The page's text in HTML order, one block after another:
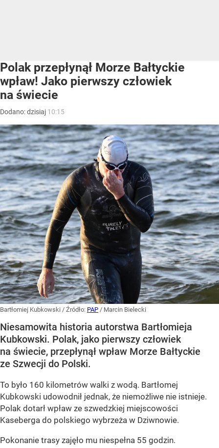
Polak przepłynął Morze Bałtyckie
wpław! Jako pierwszy człowiek
na świecie
Dodano:dzisiaj 10:15
Bartłomiej Kubkowski / Źródło: PAP / Marcin Bielecki
Niesamowita historia autorstwa Bartłomieja
Kubkowski. Polak, jako pierwszy człowiek
na świecie, przepłynął wpław Morze Bałtyckie
ze Szwecji do Polski.
To było 160 kilometrów walki z wodą. Bartłomej
Kubkowski udowodnił jednak, że niemożliwe nie istnieje.
Polak dotarł wpław ze szwedzkiej miejscowości
Kaseberga do polskiego wybrzeża w Dziwnowie.
Pokonanie trasy zajęło mu niespełna 55 godzin.